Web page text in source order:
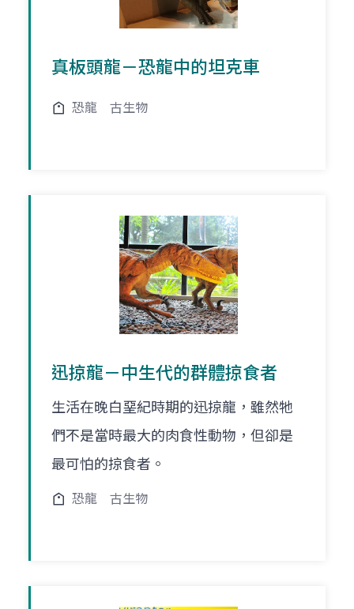
真板頭龍－恐龍中的坦克車
恐龍 古生物
迅掠龍－中生代的群體掠食者
生活在晚白堊紀時期的迅掠龍，雖然牠
們不是當時最大的肉食性動物，但卻是
最可怕的掠食者。
恐龍 古生物